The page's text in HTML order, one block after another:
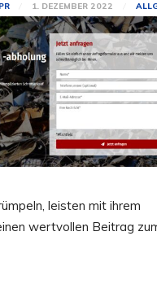
1. DEZEMBER 2022
leisten mit ihrem
wertvollen Beitrag